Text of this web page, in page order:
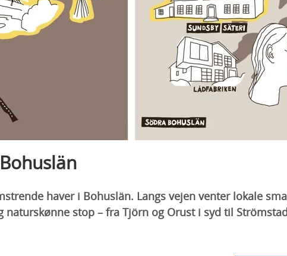
haver i Bohuslän. Langs vejen venter lokale
naturskønne stop – fra Tjörn og Orust i syd til